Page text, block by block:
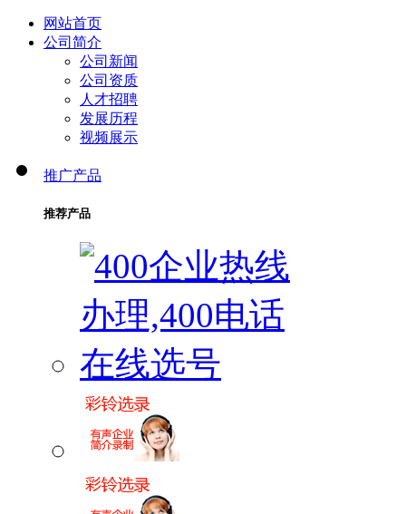
网站首页
公司简介
公司新闻
公司资质
人才招聘
发展历程
视频展示
推广产品
推荐产品